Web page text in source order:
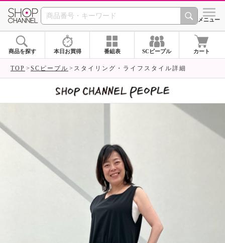
SHOP CHANNEL シメニュー
商品を探す 本日お買得 番組表 SCピープル カート
TOP SCピープル スタイリング・ライフスタイル詳細